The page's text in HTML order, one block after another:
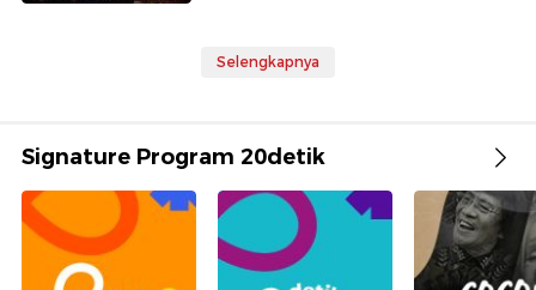
Selengkapnya
Signature Program 20detik